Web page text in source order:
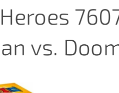
vs.